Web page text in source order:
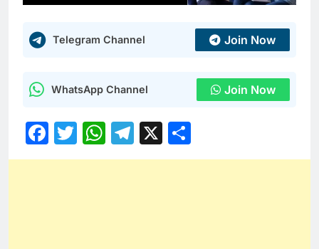
Telegram Channel Join Now
WhatsApp Channel Join Now
Facebook
Twitter
WhatsApp
Telegram
X